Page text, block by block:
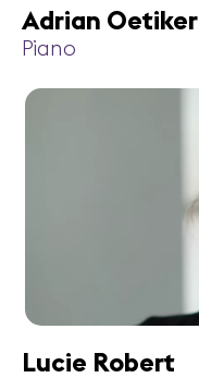
Adrian Oetiker
Piano
Lucie Robert